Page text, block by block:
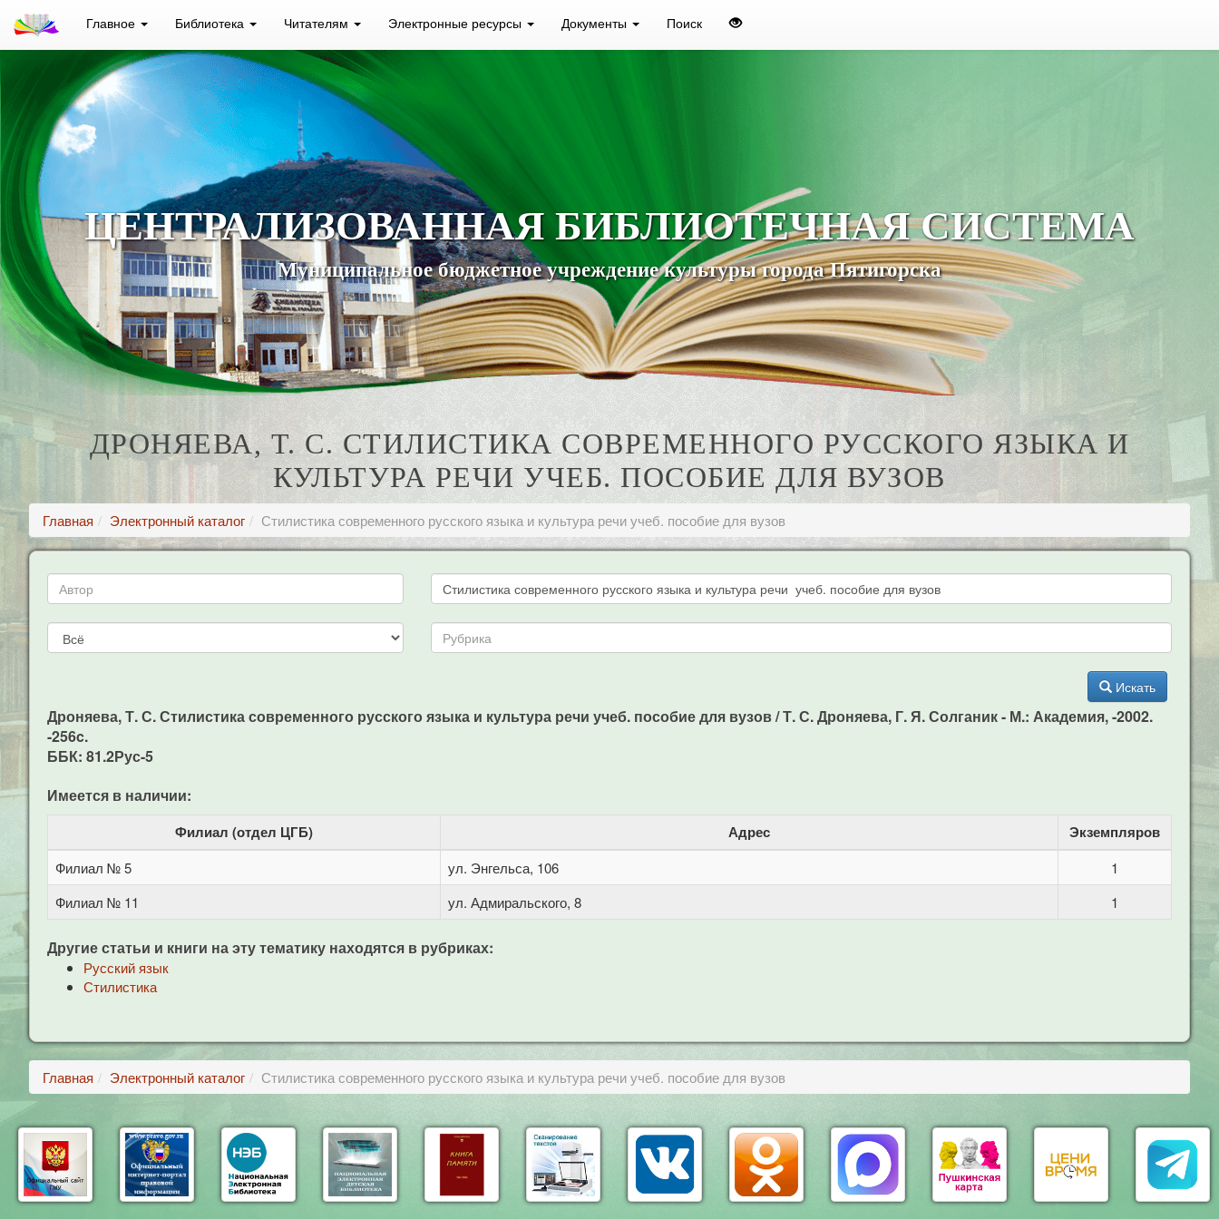
Главное Библиотека Читателям Электронные ресурсы Документы Поиск
ЦЕНТРАЛИЗОВАННАЯ БИБЛИОТЕЧНАЯ СИСТЕМА
Муниципальное бюджетное учреждение культуры города Пятигорска
ДРОНЯЕВА, Т. С. СТИЛИСТИКА СОВРЕМЕННОГО РУССКОГО ЯЗЫКА И
КУЛЬТУРА РЕЧИ УЧЕБ. ПОСОБИЕ ДЛЯ ВУЗОВ
Главная Электронный каталог Стилистика современного русского языка и культура речи учеб. пособие для вузов
Искать
Дроняева, Т. С. Стилистика современного русского языка и культура речи учеб. пособие для вузов / Т. С. Дроняева, Г. Я. Солганик - М.: Академия, -2002.
-256c.
ББК: 81.2Рус-5
Имеется в наличии:
Филиал (отдел ЦГБ) Адрес Экземпляров
Филиал № 5 ул. Энгельса, 106
1
Филиал № 11
ул. Адмиральского, 8 1
Другие статьи и книги на эту тематику находятся в рубриках:
Русский язык
Стилистика
Главная Электронный каталог Стилистика современного русского языка и культура речи учеб. пособие для вузов